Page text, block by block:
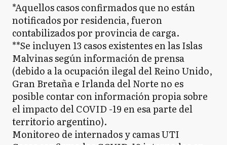
*Aquellos casos confirmados que no están
notificados por residencia, fueron
contabilizados por provincia de carga.
**Se incluyen 13 casos existentes en las Islas
Malvinas según información de prensa
(debido a la ocupación ilegal del Reino Unido,
Gran Bretaña e Irlanda del Norte no es
posible contar con información propia sobre
el impacto del COVID -19 en esa parte del
territorio argentino).
Monitoreo de internados y camas UTI